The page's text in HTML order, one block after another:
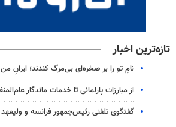
تازه‌ترین اخبار
نامِ تو را بر صخره‌ای بی‌مرگ کندند؛ ایرانِ من!
از مبارزات پارلمانی تا خدمات ماندگار
گفتگوی تلفنی رئیس‌جمهور فرانسه و